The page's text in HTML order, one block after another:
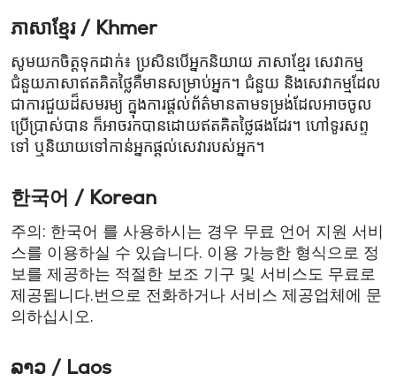
ភាសាខ្មែរ / Khmer
សូមយកចិត្តទុកដាក់៖ ប្រសិនបើអ្នកនិយាយ ភាសាខ្មែរ សេវាកម្ម
ជំនួយភាសា​ឥតគិតថ្លៃគឺមានសម្រាប់អ្នក។ ជំនួយ និងសេវាកម្មដែល
ជាការជួយដ៏សមរម្យ ក្នុងការផ្តល់ព័ត៌មានតាមទម្រង់ដែលអាចចូល
ប្រើប្រាស់បាន ក៏អាចរកបាន​ដោយឥតគិតថ្លៃផងដែរ។ ហៅទូរសព្ទ
ទៅ ឬនិយាយទៅកាន់អ្នកផ្តល់សេវារបស់អ្នក។
한국어 / Korean
주의: 한국어 를 사용하시는 경우 무료 언어 지원 서비
스를 이용하실 수 있습니다. 이용 가능한 형식으로 정
보를 제공하는 적절한 보조 기구 및 서비스도 무료로
제공됩니다.번으로 전화하거나 서비스 제공업체에 문
의하십시오.
ລາວ / Laos